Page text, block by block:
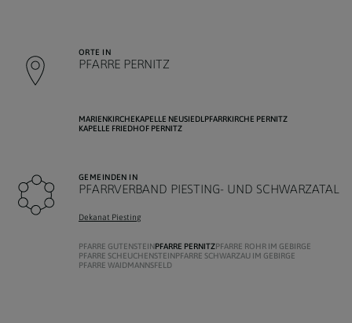
ORTE IN
PFARRE PERNITZ
MARIENKIRCHEKAPELLE NEUSIEDL PFARRKIRCHE PERNITZ
KAPELLE FRIEDHOF PERNITZ
GEMEINDEN IN
PFARRVERBAND PIESTING- UND SCHWARZATAL
Dekanat Piesting
PFARRE GUTENSTEINPFARRE PERNITZPFARRE ROHR IM GEBIRGE
PFARRE SCHEUCHENSTEINPFARRE SCHWARZAU IM GEBIRGE
PFARRE WAIDMANNSFELD